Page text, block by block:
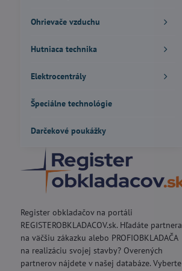
Ohrievače vzduchu
Hutniaca technika
Elektrocentrály
Špeciálne technológie
Darčekové poukážky
Register obkladačov na portáli
REGISTEROBKLADACOV.sk. Hľadáte partnera
na väčšiu zákazku alebo PROFIOBKLADAČA
na realizáciu svojej stavby? Overených
partnerov nájdete v našej databáze. Vyberte